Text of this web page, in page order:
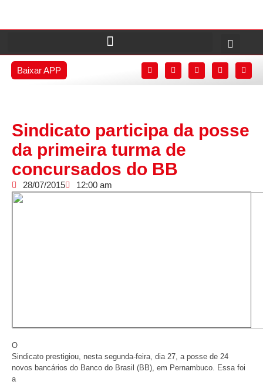
Baixar APP
Sindicato participa da posse
da primeira turma de
concursados do BB
28/07/2015 12:00 am
O
Sindicato prestigiou, nesta segunda-feira, dia 27, a posse de 24
novos bancários do Banco do Brasil (BB), em Pernambuco. Essa foi
a